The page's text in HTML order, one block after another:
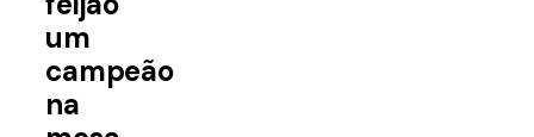
um
campeão
na